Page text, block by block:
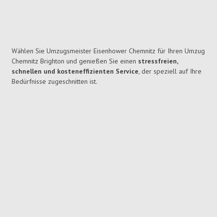
Wählen Sie Umzugsmeister Eisenhower Chemnitz für Ihren Umzug
Chemnitz Brighton und genießen Sie einen stressfreien,
schnellen und kosteneffizienten Service, der speziell auf Ihre
Bedürfnisse zugeschnitten ist.